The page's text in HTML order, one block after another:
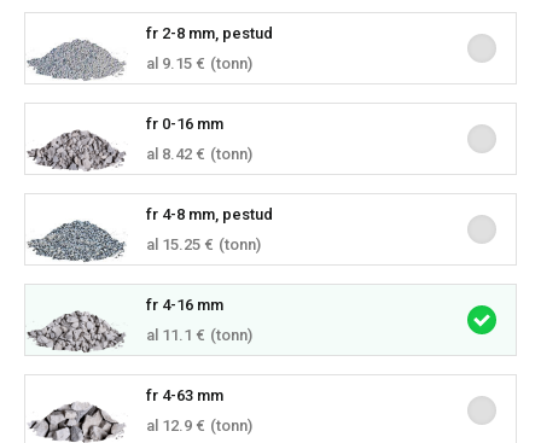
fr 2-8 mm, pestud
al 9.15 € (tonn)
fr 0-16 mm
al 8.42 € (tonn)
fr 4-8 mm, pestud
al 15.25 € (tonn)
fr 4-16 mm
al 11.1 € (tonn)
fr 4-63 mm
al 12.9 € (tonn)